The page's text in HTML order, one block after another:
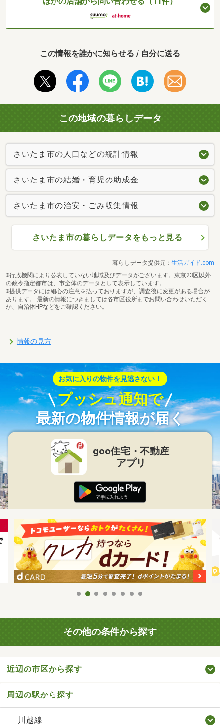
この情報を誰かに知らせる / 自分に送る
この地域の暮らしデータ
さいたま市の人口などの統計情報
さいたま市の結婚・育児の助成金
さいたま市の治安・ごみ収集情報
さいたま市の暮らしデータをもっと見る
暮らしデータ提供元： 生活ガイド.com
※行政機関により公表していない地域及びデータがございます。東京23区以外
の政令指定都市は、市全体のデータとして表示しています。
※提供データには細心の注意を払っておりますが、調査後に変更がある場合が
あります。 最新の情報につきましては各市区役所までお問い合わせいただく
か、自治体HPなどをご確認ください。
情報の見方
お気に入りの物件を見逃さない！
プッシュ通知で
最新の物件情報が届く
goo住宅・不動産
アプリ
その他の条件から探す
近辺の市区から探す
周辺の駅から探す
川越線